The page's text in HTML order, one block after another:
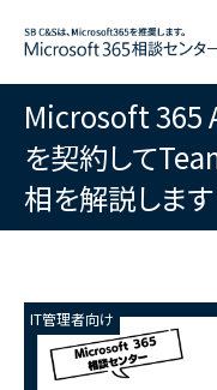
Microsoft 365
を契約して
相を解説します
IT管理者向け